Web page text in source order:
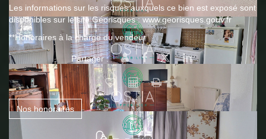
Les informations sur les risques auxquels ce bien est exposé sont
disponibles sur le site Géorisques : www.georisques.gouv.fr
**Honoraires à la charge du vendeur
Partager :
Nos honoraires